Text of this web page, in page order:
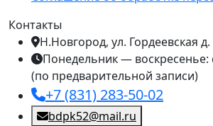
Контакты
Н.Новгород, ул. Гордеевская д.
Понедельник — воскресенье:
(по предварительной записи)
+7 (831) 283-50-02
bdpk52@mail.ru